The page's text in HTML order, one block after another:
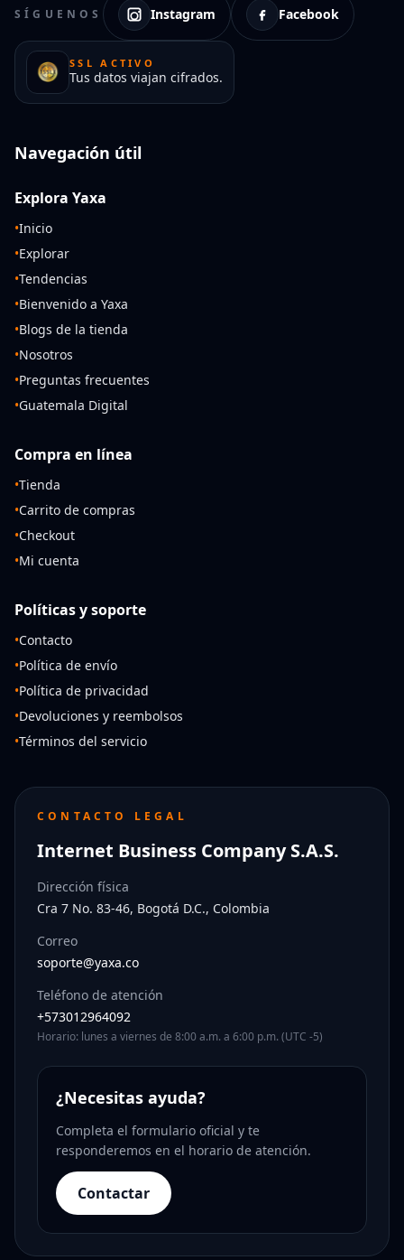
SÍGUENOS Instagram Facebook
SSL ACTIVO
Tus datos viajan cifrados.
Navegación útil
Explora Yaxa
•Inicio
•Explorar
•Tendencias
•Bienvenido a Yaxa
•Blogs de la tienda
•Nosotros
•Preguntas frecuentes
•Guatemala Digital
Compra en línea
•Tienda
•Carrito de compras
•Checkout
•Mi cuenta
Políticas y soporte
•Contacto
•Política de envío
•Política de privacidad
•Devoluciones y reembolsos
•Términos del servicio
CONTACTO LEGAL
Internet Business Company S.A.S.
Dirección física
Cra 7 No. 83-46, Bogotá D.C., Colombia
Correo
soporte@yaxa.co
Teléfono de atención
+573012964092
Horario: lunes a viernes de 8:00 a.m. a 6:00 p.m. (UTC -5)
¿Necesitas ayuda?
Completa el formulario oficial y te
responderemos en el horario de atención.
Contactar